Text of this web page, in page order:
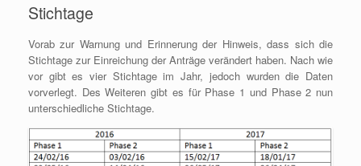
Stichtage
Vorab zur Warnung und Erinnerung der Hinweis, dass sich die
Stichtage zur Einreichung der Anträge verändert haben. Nach wie
vor gibt es vier Stichtage im Jahr, jedoch wurden die Daten
vorverlegt. Des Weiteren gibt es für Phase 1 und Phase 2 nun
unterschiedliche Stichtage.